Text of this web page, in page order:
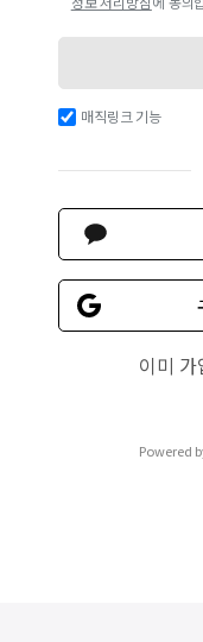
매직링크 기능
이미 가
Powered